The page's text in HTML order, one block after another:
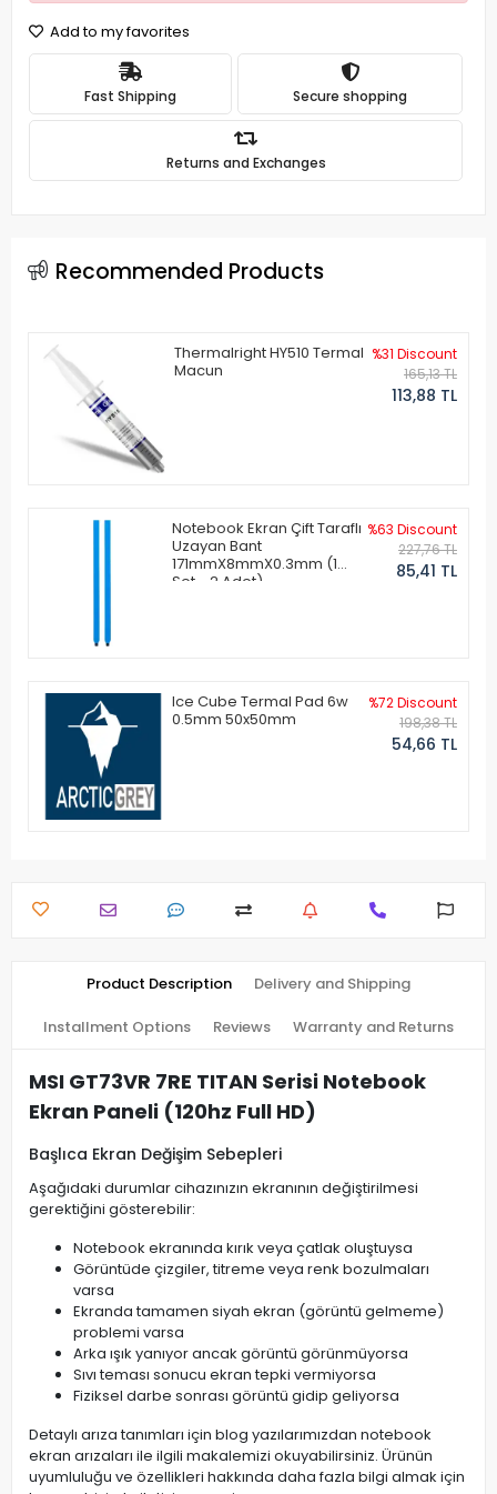
Add to my favorites
Fast Shipping Secure shopping
Returns and Exchanges
Recommended Products
Thermalright HY510 Termal
Macun
%31 Discount
165,13 TL
113,88 TL
Notebook Ekran Çift Taraflı
Uzayan Bant
171mmX8mmX0.3mm (1
Set - 2 Adet)
%63 Discount
227,76 TL
85,41 TL
Ice Cube Termal Pad 6w
0.5mm 50x50mm
%72 Discount
198,38 TL
54,66 TL
Product Description Delivery and Shipping
Installment Options Reviews Warranty and Returns
MSI GT73VR 7RE TITAN Serisi Notebook
Ekran Paneli (120hz Full HD)
Başlıca Ekran Değişim Sebepleri
Aşağıdaki durumlar cihazınızın ekranının değiştirilmesi
gerektiğini gösterebilir:
Notebook ekranında kırık veya çatlak oluştuysa
Görüntüde çizgiler, titreme veya renk bozulmaları
varsa
Ekranda tamamen siyah ekran (görüntü gelmeme)
problemi varsa
Arka ışık yanıyor ancak görüntü görünmüyorsa
Sıvı teması sonucu ekran tepki vermiyorsa
Fiziksel darbe sonrası görüntü gidip geliyorsa
Detaylı arıza tanımları için blog yazılarımızdan notebook
ekran arızaları ile ilgili makalemizi okuyabilirsiniz. Ürünün
uyumluluğu ve özellikleri hakkında daha fazla bilgi almak için